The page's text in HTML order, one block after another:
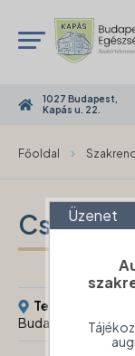
1027 Budapest,
Kapás u. 22.
Főoldal ›
Telephely:
Budapest, Fekete
Üzenet